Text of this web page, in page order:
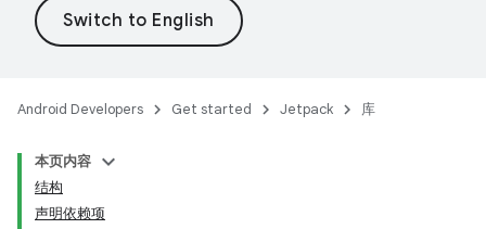
Android Developers Get started Jetpack 库
本页内容
结构
声明依赖项